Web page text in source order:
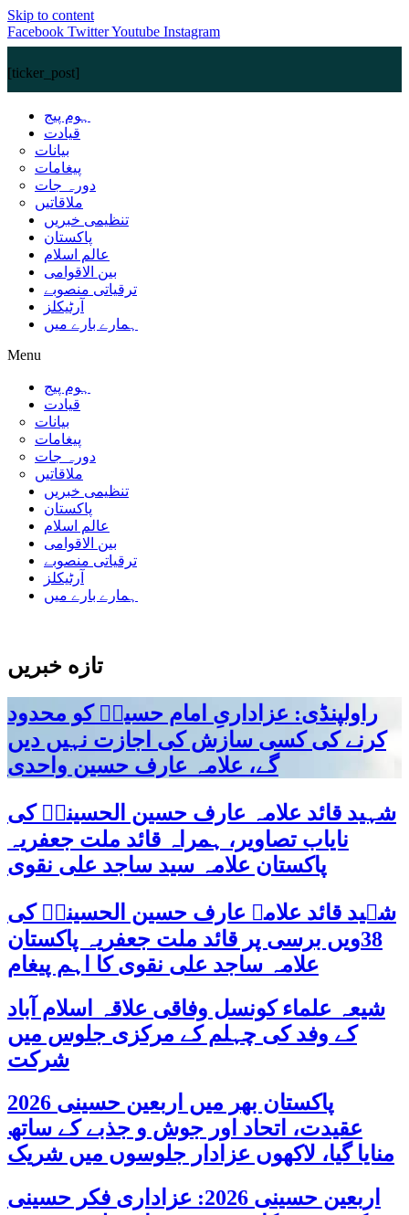
Skip to content
Facebook TwitterYoutube Instagram
[ticker_post]
ہوم پیج
قیادت
بیانات
پیغامات
دورہ جات
ملاقاتیں
تنظیمی خبریں
پاکستان
عالم اسلام
بین الاقوامی
ترقیاتی منصوبے
آرٹیکلز
ہمارے بارے میں
Menu
ہوم پیج
قیادت
بیانات
پیغامات
دورہ جات
ملاقاتیں
تنظیمی خبریں
پاکستان
عالم اسلام
بین الاقوامی
ترقیاتی منصوبے
آرٹیکلز
ہمارے بارے میں
تازه خبریں
راولپنڈی: عزاداریِ امام حسینؑ کو محدود
کرنے کی کسی سازش کی اجازت نہیں دیں
گے، علامہ عارف حسین واحدی
شہید قائد علامہ عارف حسین الحسینیؒ کی
نایاب تصاویر، ہمراہ قائد ملت جعفریہ
پاکستان علامہ سید ساجد علی نقوی
شہید قائد علامہ عارف حسین الحسینیؒ کی
38ویں برسی پر قائد ملت جعفریہ پاکستان
علامہ ساجد علی نقوی کا اہم پیغام
شیعہ علماء کونسل وفاقی علاقہ اسلام آباد
کے وفد کی چہلم کے مرکزی جلوس میں
شرکت
پاکستان بھر میں اربعین حسینی 2026
عقیدت، اتحاد اور جوش و جذبے کے ساتھ
منایا گیا، لاکھوں عزادار جلوسوں میں شریک
اربعین حسینی 2026: عزاداری فکر حسینی